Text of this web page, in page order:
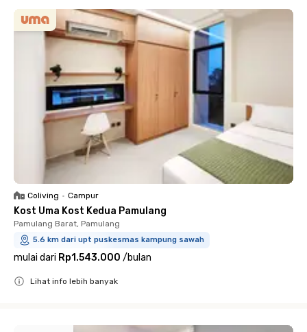
Coliving • Campur
Kost Uma Kost Kedua Pamulang
Pamulang Barat, Pamulang
5.6 km dari upt puskesmas kampung sawah
mulai dari Rp1.543.000 /bulan
Lihat info lebih banyak